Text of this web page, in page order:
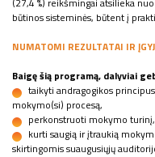
būtinos sisteminės, būtent į
NUMATOMI REZULTATAI IR
Baigę šią programą, dalyviai
taikyti andragogikos
mokymo(si) procesą,
perkonstruoti mokymo
kurti saugią ir įtraukią
skirtingomis suaugusiųjų